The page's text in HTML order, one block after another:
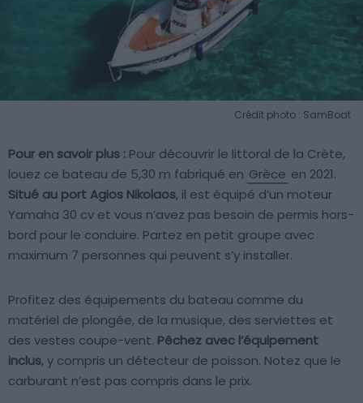
Crédit photo : SamBoat
Pour en savoir plus : Pour découvrir le littoral de la Crète,
louez ce bateau de 5,30 m fabriqué en Grèce en 2021.
Situé au port Agios Nikolaos, il est équipé d’un moteur
Yamaha 30 cv et vous n’avez pas besoin de permis hors-
bord pour le conduire. Partez en petit groupe avec
maximum 7 personnes qui peuvent s’y installer.
Profitez des équipements du bateau comme du
matériel de plongée, de la musique, des serviettes et
des vestes coupe-vent. Pêchez avec l’équipement
inclus, y compris un détecteur de poisson. Notez que le
carburant n’est pas compris dans le prix.